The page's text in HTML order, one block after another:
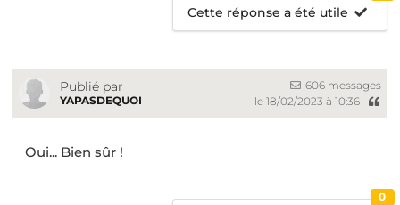
Cette réponse a été utile
Publié par
YAPASDEQUOI
606 messages
le 18/02/2023 à 10:36
Oui... Bien sûr !
0